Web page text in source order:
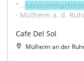
"...
· Mülheim a. d.
Cafe Del Sol
Mülheim an der